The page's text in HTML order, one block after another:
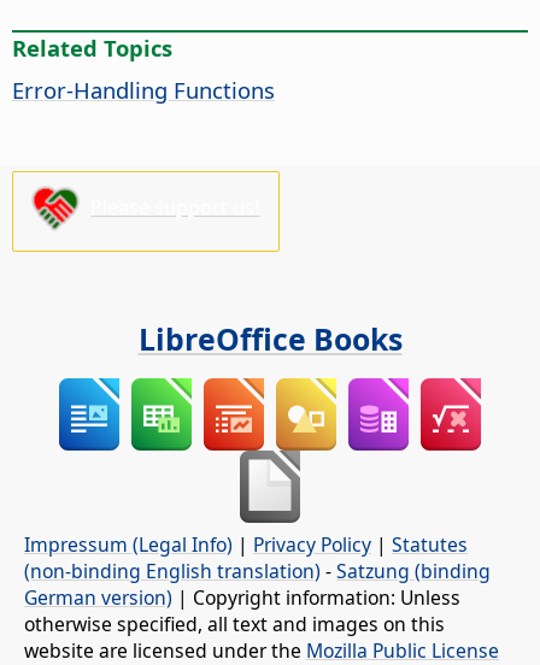
Related Topics
Error-Handling Functions
LibreOffice Books
Impressum (Legal Info) | Privacy Policy | Statutes
(non-binding English translation) -Satzung (binding
German version) | Copyright information: Unless
otherwise specified, all text and images on this
website are licensed under the Mozilla Public License